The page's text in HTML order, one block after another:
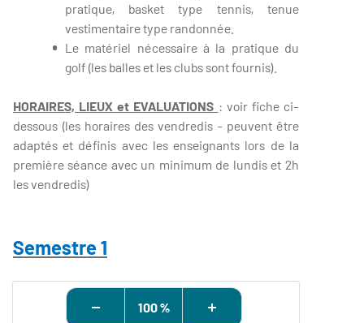
pratique, basket type tennis, tenue
vestimentaire type randonnée.
Le matériel nécessaire à la pratique du
golf (les balles et les clubs sont fournis).
HORAIRES, LIEUX et EVALUATIONS : voir fiche ci-
dessous (les horaires des vendredis - peuvent être
adaptés et définis avec les enseignants lors de la
première séance avec un minimum de lundis et 2h
les vendredis)
Semestre 1
100 %